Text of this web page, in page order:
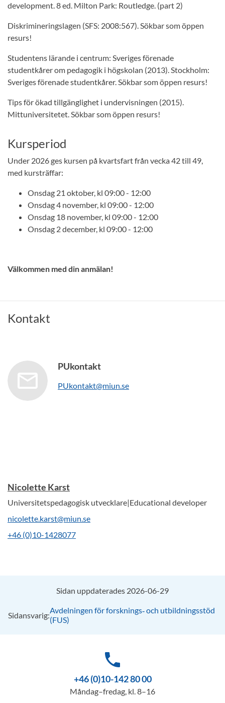
development. 8 ed. Milton Park: Routledge. (part 2)
Diskrimineringslagen (SFS: 2008:567). Sökbar som öppen
resurs!
Studentens lärande i centrum: Sveriges förenade
studentkårer om pedagogik i högskolan (2013). Stockholm:
Sveriges förenade studentkårer. Sökbar som öppen resurs!
Tips för ökad tillgänglighet i undervisningen (2015).
Mittuniversitetet. Sökbar som öppen resurs!
Kursperiod
Under 2026 ges kursen på kvartsfart från vecka 42 till 49,
med kursträffar:
Onsdag 21 oktober, kl 09:00 - 12:00
Onsdag 4 november, kl 09:00 - 12:00
Onsdag 18 november, kl 09:00 - 12:00
Onsdag 2 december, kl 09:00 - 12:00
Välkommen med din anmälan!
Kontakt
PUkontakt
PUkontakt@miun.se
Nicolette Karst
Universitetspedagogisk utvecklare|Educational developer
nicolette.karst@miun.se
+46 (0)10-1428077
Sidan uppdaterades 2026-06-29
Sidansvarig:Avdelningen för forsknings‑ och utbildningsstöd
(FUS)
phone
+46 (0)10-142 80 00
Måndag–fredag, kl. 8–16